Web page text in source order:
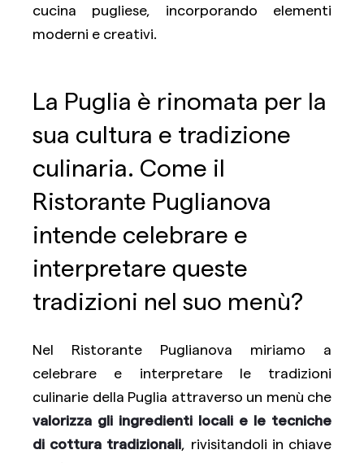
cucina pugliese, incorporando elementi
moderni e creativi.
La Puglia è rinomata per la
sua cultura e tradizione
culinaria. Come il
Ristorante Puglianova
intende celebrare e
interpretare queste
tradizioni nel suo menù?
Nel Ristorante Puglianova miriamo a
celebrare e interpretare le tradizioni
culinarie della Puglia attraverso un menù che
valorizza gli ingredienti locali e le tecniche
di cottura tradizionali , rivisitandoli in chiave